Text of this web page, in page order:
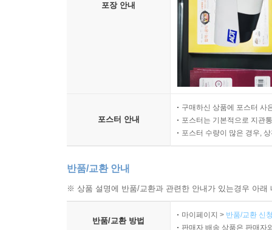
포장 안내
포스터 안내
구매하신 상품에 포스터 사
포스터는 기본적으로 지관
포스터 수량이 많은 경우,
반품/교환 안내
※ 상품 설명에 반품/교환과 관련한 안내가 있는경우 아
반품/교환 방법
마이페이지 > 반품/교환 신
판매자 배송 상품은 판매자